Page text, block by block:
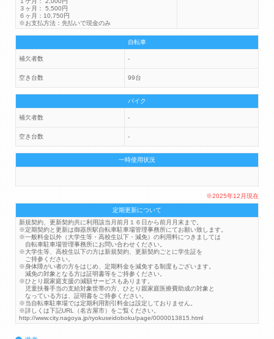
３ヶ月： 5,500円
６ヶ月：10,750円
※お支払方法：先払いで現金のみ
自転車
補欠者数 -
空き台数 99台
バイク
補欠者数 -
空き台数 -
一時使用状況
※2025年12月現在
定期更新について
新規契約、更新契約共に利用該当月前月１６日から前月月末まで。
※定期契約と更新は御器所駅自転車駐車場管理事務所にてお願い致します。
※一般料金以外（大学生等・高校生以下・減免）の利用料につきましては
自転車駐車場管理事務所にお問い合わせください。
※大学生等、高校生以下の方は新規契約、更新契約ごとに学生証を
ご持参ください。
※身体障がい者の方をはじめ、定期料金を減免する制度もございます。
減免の対象となる方は証明書等をご持参ください。
※ひとり親家庭支援の減額サービスもあります。
児童扶養手当の支給対象世帯の方、ひとり親家庭医療費助成の対象と
なっている方は、証明書をご持参ください。
※当自転車駐車場では定期利用割引料金は設定しておりません。
※詳しくは下記URL（名古屋市）をご覧ください。
http://www.city.nagoya.jp/ryokuseidoboku/page/0000013815.html